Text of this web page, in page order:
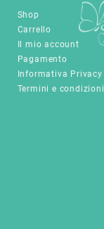
Shop
Carrello
Il mio account
Pagamento
Informativa Privacy
Termini e condizioni